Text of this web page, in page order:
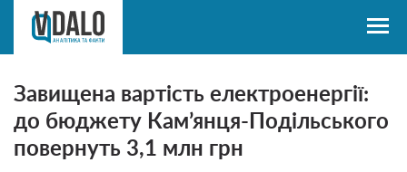
Завищена вартість електроенергії:
до бюджету Кам’янця-Подільського
повернуть 3,1 млн грн